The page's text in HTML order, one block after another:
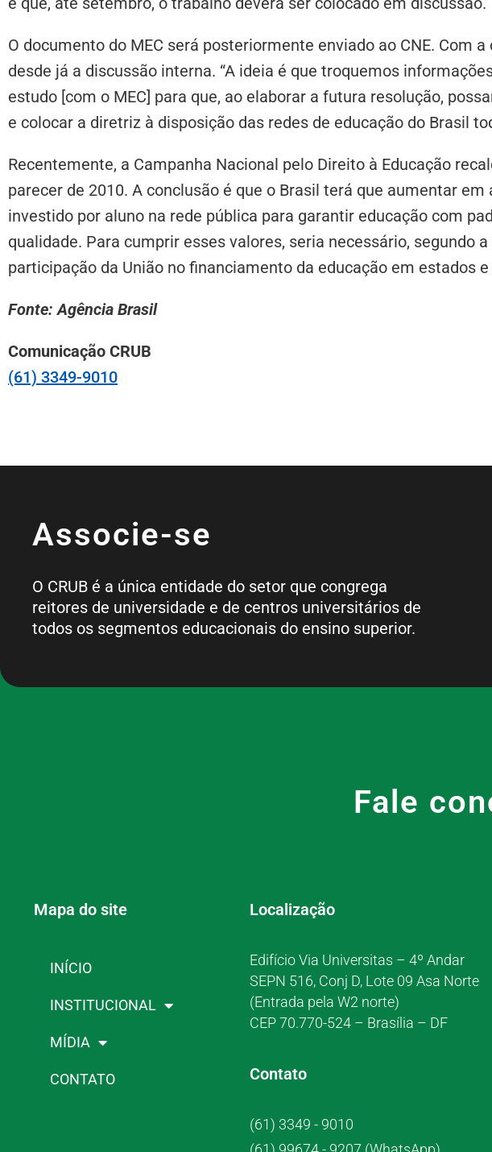
O documento do MEC será posteriormente enviado ao CNE. Com
desde já a discussão interna. “A ideia é que troquemos
estudo [com o MEC] para que, ao elaborar a futura resolução,
e colocar a diretriz à disposição das redes de educação do Brasil
Recentemente, a Campanha Nacional pelo Direito à Educação
parecer de 2010. A conclusão é que o Brasil terá que aumentar
investido por aluno na rede pública para garantir educação com
qualidade. Para cumprir esses valores, seria necessário, segundo
participação da União no financiamento da educação em estados
Fonte: Agência Brasil
Comunicação CRUB
(61) 3349-9010
Associe-se
O CRUB é a única entidade do setor que congrega
reitores de universidade e de centros universitários de
todos os segmentos educacionais do ensino superior.
Fale
Mapa do site
INÍCIO
INSTITUCIONAL
MÍDIA
CONTATO
Localização
Edifício Via Universitas – 4º Andar
SEPN 516, Conj D, Lote 09 Asa Norte
(Entrada pela W2 norte)
CEP 70.770-524 – Brasília – DF
Contato
(61) 3349 - 9010